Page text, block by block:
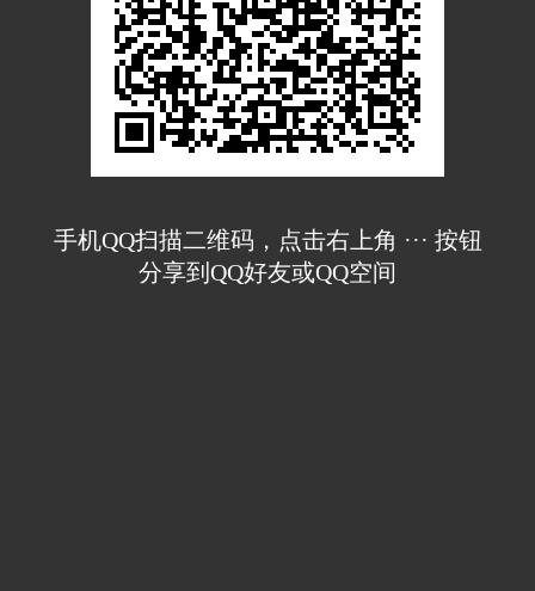
手机QQ扫描二维码，点击右上角 ··· 按钮
分享到QQ好友或QQ空间